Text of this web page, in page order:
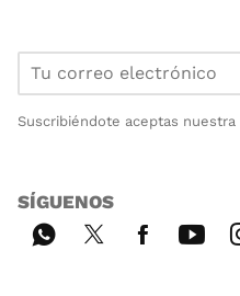
Suscribiéndote aceptas nuestra
SÍGUENOS